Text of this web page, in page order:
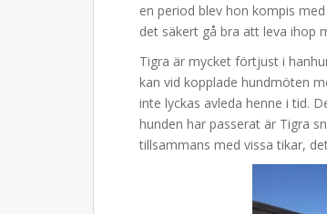
en period blev hon kompis
det säkert gå bra att leva ihop
Tigra är mycket förtjust i
kan vid kopplade hundmöten
inte lyckas avleda henne i tid.
hunden har passerat är Tigra
tillsammans med vissa tikar,